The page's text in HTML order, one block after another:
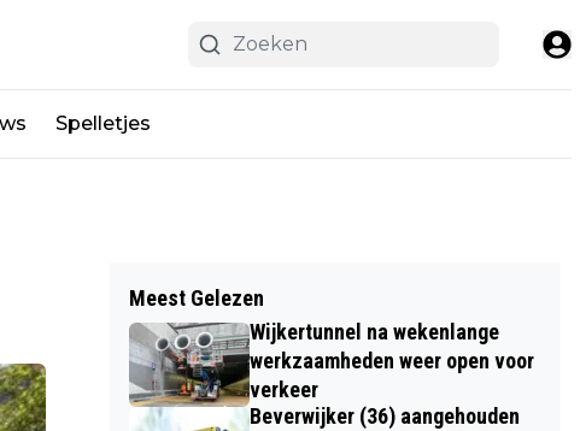
Spelletjes
Meest Gelezen
Wijkertunnel na wekenlange
werkzaamheden weer open voor
verkeer
Beverwijker (36) aangehouden